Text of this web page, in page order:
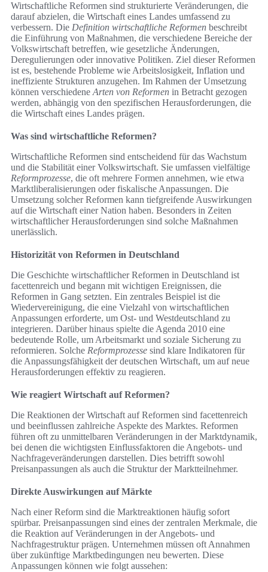
Wirtschaftliche Reformen sind strukturierte Veränderungen, die
darauf abzielen, die Wirtschaft eines Landes umfassend zu
verbessern. Die Definition wirtschaftliche Reformen beschreibt
die Einführung von Maßnahmen, die verschiedene Bereiche der
Volkswirtschaft betreffen, wie gesetzliche Änderungen,
Deregulierungen oder innovative Politiken. Ziel dieser Reformen
ist es, bestehende Probleme wie Arbeitslosigkeit, Inflation und
ineffiziente Strukturen anzugehen. Im Rahmen der Umsetzung
können verschiedene Arten von Reformen in Betracht gezogen
werden, abhängig von den spezifischen Herausforderungen, die
die Wirtschaft eines Landes prägen.
Was sind wirtschaftliche Reformen?
Wirtschaftliche Reformen sind entscheidend für das Wachstum
und die Stabilität einer Volkswirtschaft. Sie umfassen vielfältige
Reformprozesse, die oft mehrere Formen annehmen, wie etwa
Marktliberalisierungen oder fiskalische Anpassungen. Die
Umsetzung solcher Reformen kann tiefgreifende Auswirkungen
auf die Wirtschaft einer Nation haben. Besonders in Zeiten
wirtschaftlicher Herausforderungen sind solche Maßnahmen
unerlässlich.
Historizität von Reformen in Deutschland
Die Geschichte wirtschaftlicher Reformen in Deutschland ist
facettenreich und begann mit wichtigen Ereignissen, die
Reformen in Gang setzten. Ein zentrales Beispiel ist die
Wiedervereinigung, die eine Vielzahl von wirtschaftlichen
Anpassungen erforderte, um Ost- und Westdeutschland zu
integrieren. Darüber hinaus spielte die Agenda 2010 eine
bedeutende Rolle, um Arbeitsmarkt und soziale Sicherung zu
reformieren. Solche Reformprozesse sind klare Indikatoren für
die Anpassungsfähigkeit der deutschen Wirtschaft, um auf neue
Herausforderungen effektiv zu reagieren.
Wie reagiert Wirtschaft auf Reformen?
Die Reaktionen der Wirtschaft auf Reformen sind facettenreich
und beeinflussen zahlreiche Aspekte des Marktes. Reformen
führen oft zu unmittelbaren Veränderungen in der Marktdynamik,
bei denen die wichtigsten Einflussfaktoren die Angebots- und
Nachfrageveränderungen darstellen. Dies betrifft sowohl
Preisanpassungen als auch die Struktur der Marktteilnehmer.
Direkte Auswirkungen auf Märkte
Nach einer Reform sind die Marktreaktionen häufig sofort
spürbar. Preisanpassungen sind eines der zentralen Merkmale, die
die Reaktion auf Veränderungen in der Angebots- und
Nachfragestruktur prägen. Unternehmen müssen oft Annahmen
über zukünftige Marktbedingungen neu bewerten. Diese
Anpassungen können wie folgt aussehen: